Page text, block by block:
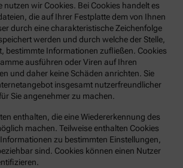
nutzen wir Cookies. Bei Cookies handelt es
die auf Ihrer Festplatte dem von Ihnen
durch eine charakteristische Zeichenfolge
werden und durch welche der Stelle,
bestimmte Informationen zufließen. Cookies
ausführen oder Viren auf Ihren
und daher keine Schäden anrichten. Sie
insgesamt nutzerfreundlicher
Sie angenehmer zu machen.
enthalten, die eine Wiedererkennung des
machen. Teilweise enthalten Cookies
zu bestimmten Einstellungen,
sind. Cookies können einen Nutzer